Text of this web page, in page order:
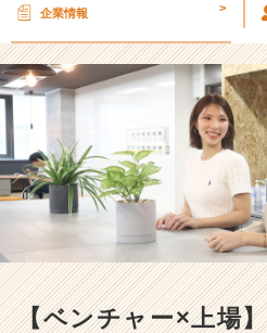
プ
ラ
ズ
の
求
人
チ
企業情報 >
【ベンチャー×上場